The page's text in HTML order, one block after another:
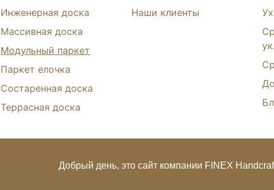
Инженерная доска
Массивная доска
Модульный паркет
Паркет елочка
Состаренная доска
Террасная доска
Наши клиенты
Добрый день, это сайт компании FINEX